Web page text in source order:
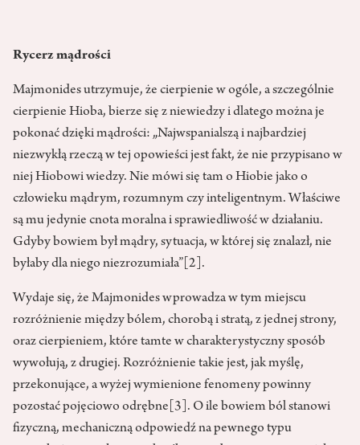
Rycerz mądrości
Majmonides utrzymuje, że cierpienie w ogóle, a szczególnie
cier­pienie Hioba, bierze się z niewiedzy i dlatego można je
pokonać dzięki mądrości: „Najwspanialszą i najbardziej
niezwykłą rzeczą w tej opowieści jest fakt, że nie przypisano w
niej Hiobowi wiedzy. Nie mówi się tam o Hiobie jako o
człowieku mądrym, rozumnym czy inteligentnym. Właściwe
są mu jedynie cnota moralna i sprawiedliwość w działaniu.
Gdyby bowiem był mądry, sytuacja, w której się znalazł, nie
byłaby dla niego niezrozumiała” [2] .
Wydaje się, że Majmonides wprowadza w tym miejscu
rozróżnienie między bólem, chorobą i stratą, z jednej strony,
oraz cierpieniem, które tamte w charakterystyczny sposób
wywołują, z drugiej. Rozróżnienie takie jest, jak myślę,
przekonujące, a wyżej wymienione fenomeny powinny
pozostać pojęciowo odrębne [3] . O ile bowiem ból stanowi
fizyczną, mecha­niczną odpowiedź na pewnego typu